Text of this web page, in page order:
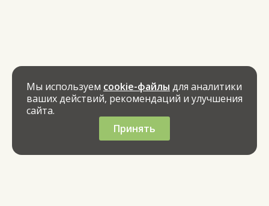
Мы используем cookie-файлы для аналитики
ваших действий, рекомендаций и улучшения
сайта.
Принять